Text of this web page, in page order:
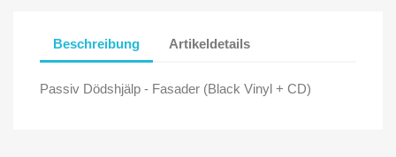
Beschreibung Artikeldetails
Passiv Dödshjälp - Fasader (Black Vinyl + CD)